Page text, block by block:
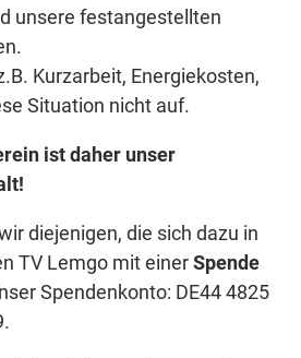
unsere festangestellten
Kurzarbeit, Energiekosten,
Situation nicht auf.
ist daher unser
diejenigen, die sich dazu in
TV Lemgo mit einerSpende
Spendenkonto: DE44 4825